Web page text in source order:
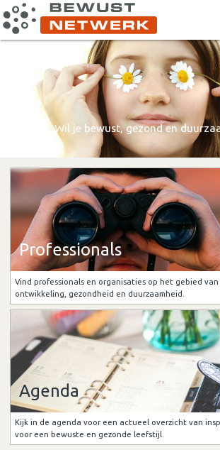
Wil je bewust, gezond en
Professionals
Vind professionals en organisaties op het gebied
ontwikkeling, gezondheid en duurzaamheid.
Agenda
Kijk in de agenda voor een actueel overzicht van
voor een bewuste en gezonde leefstijl.